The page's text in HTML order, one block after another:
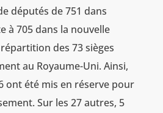
députés de 751 dans
à 705 dans la nouvelle
des 73 sièges
au Royaume-Uni. Ainsi,
ont été mis en réserve pour
Sur les 27 autres, 5